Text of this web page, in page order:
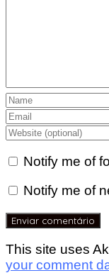
Notify me of
Notify me of
This site uses
your comment